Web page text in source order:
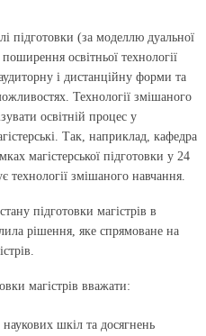
підготовки (за моделлю дуальної
освітньої технології
і дистанційну форми та
Технології змішаного
освітній процес у
Так, наприклад, кафедра
магістерської підготовки у 24
технології змішаного навчання.
підготовки магістрів в
рішення, яке спрямоване на
магістрів вважати:
шкіл та досягнень